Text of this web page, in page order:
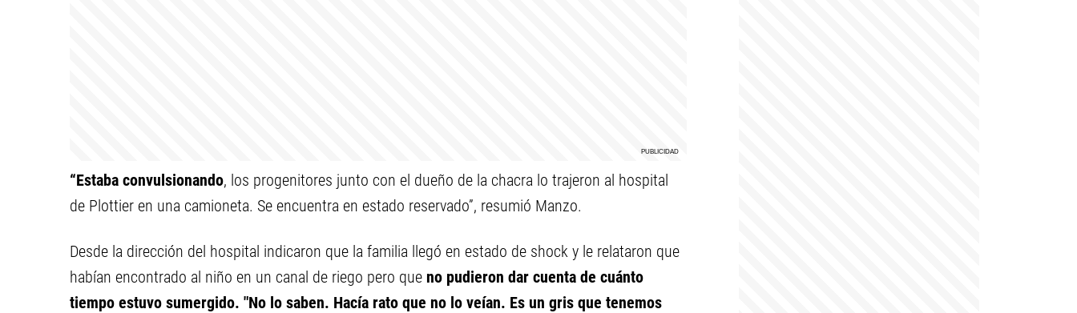
“Estaba convulsionando, los progenitores junto con el dueño de la chacra lo trajeron al hospital
de Plottier en una camioneta. Se encuentra en estado reservado”, resumió Manzo.
Desde la dirección del hospital indicaron que la familia llegó en estado de shock y le relataron que
habían encontrado al niño en un canal de riego pero que no pudieron dar cuenta de cuánto
tiempo estuvo sumergido. "No lo saben. Hacía rato que no lo veían. Es un gris que tenemos